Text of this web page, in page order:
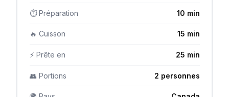
⏱ Préparation 10 min
🔥 Cuisson 15 min
⚡ Prête en 25 min
👥 Portions 2 personnes